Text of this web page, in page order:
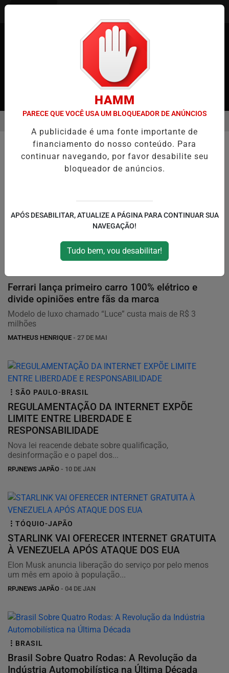
EM ALTA
/NOTÍCIAS TECNOLOGIA & INOVAÇÃO
NAGOYA-JAPÃO
DESCONHECIDOS
Ferrari lança primeiro carro 100% elétrico e
divide opiniões entre fãs da marca
Modelo de luxo chamado “Luce” custa mais de R$ 3
milhões
MATHEUS HENRIQUE - 27 DE MAI
SÃO PAULO-BRASIL
REGULAMENTAÇÃO DA INTERNET EXPÕE
LIMITE ENTRE LIBERDADE E
RESPONSABILIDADE
Nova lei reacende debate sobre qualificação,
desinformação e o papel dos...
RPJNEWS JAPÃO - 10 DE JAN
TÓQUIO-JAPÃO
STARLINK VAI OFERECER INTERNET GRATUITA
À VENEZUELA APÓS ATAQUE DOS EUA
Elon Musk anuncia liberação do serviço por pelo menos
um mês em apoio à população...
RPJNEWS JAPÃO - 04 DE JAN
BRASIL
Brasil Sobre Quatro Rodas: A Revolução da
Indústria Automobilística na Última Década
HAMM
PARECE QUE VOCÊ USA UM BLOQUEADOR DE ANÚNCIOS
A publicidade é uma fonte importante de
financiamento do nosso conteúdo. Para
continuar navegando, por favor desabilite seu
bloqueador de anúncios.
APÓS DESABILITAR, ATUALIZE A PÁGINA PARA CONTINUAR SUA
NAVEGAÇÃO!
Tudo bem, vou desabilitar!